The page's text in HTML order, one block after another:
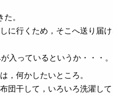
。
に行くため，そこへ送り届
入っているというか・・・。
，何かしたいところ。
団干して，いろいろ洗濯して